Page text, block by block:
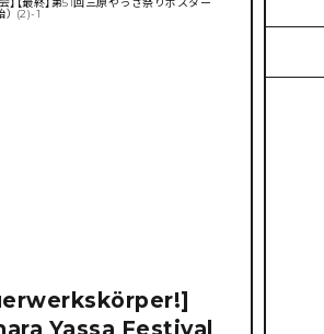
Yassa Festival